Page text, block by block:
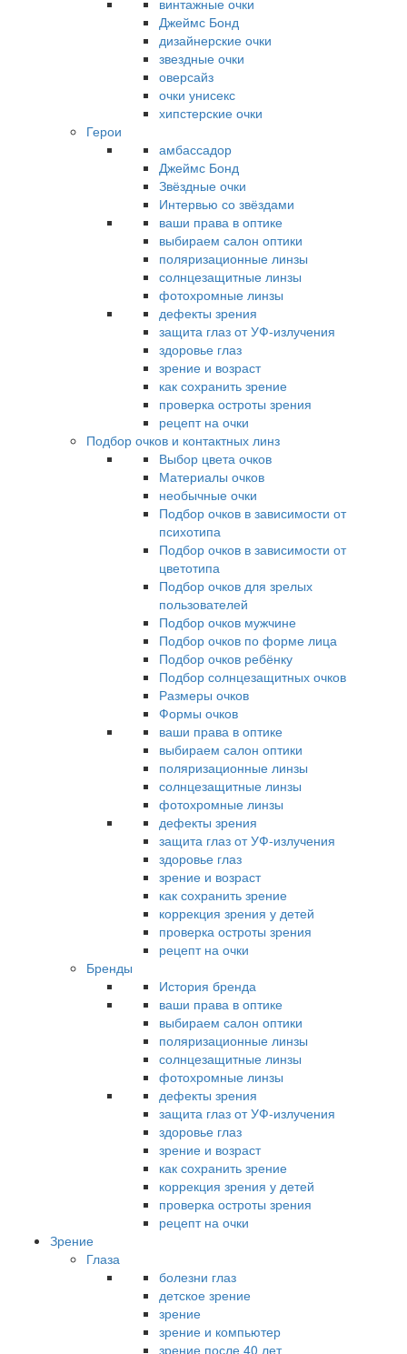
винтажные очки
Джеймс Бонд
дизайнерские очки
звездные очки
оверсайз
очки унисекс
хипстерские очки
Герои
амбассадор
Джеймс Бонд
Звёздные очки
Интервью со звёздами
ваши права в оптике
выбираем салон оптики
поляризационные линзы
солнцезащитные линзы
фотохромные линзы
дефекты зрения
защита глаз от УФ-излучения
здоровье глаз
зрение и возраст
как сохранить зрение
проверка остроты зрения
рецепт на очки
Подбор очков и контактных линз
Выбор цвета очков
Материалы очков
необычные очки
Подбор очков в зависимости от
психотипа
Подбор очков в зависимости от
цветотипа
Подбор очков для зрелых
пользователей
Подбор очков мужчине
Подбор очков по форме лица
Подбор очков ребёнку
Подбор солнцезащитных очков
Размеры очков
Формы очков
ваши права в оптике
выбираем салон оптики
поляризационные линзы
солнцезащитные линзы
фотохромные линзы
дефекты зрения
защита глаз от УФ-излучения
здоровье глаз
зрение и возраст
как сохранить зрение
коррекция зрения у детей
проверка остроты зрения
рецепт на очки
Бренды
История бренда
ваши права в оптике
выбираем салон оптики
поляризационные линзы
солнцезащитные линзы
фотохромные линзы
дефекты зрения
защита глаз от УФ-излучения
здоровье глаз
зрение и возраст
как сохранить зрение
коррекция зрения у детей
проверка остроты зрения
рецепт на очки
Зрение
Глаза
болезни глаз
детское зрение
зрение
зрение и компьютер
зрение после 40 лет